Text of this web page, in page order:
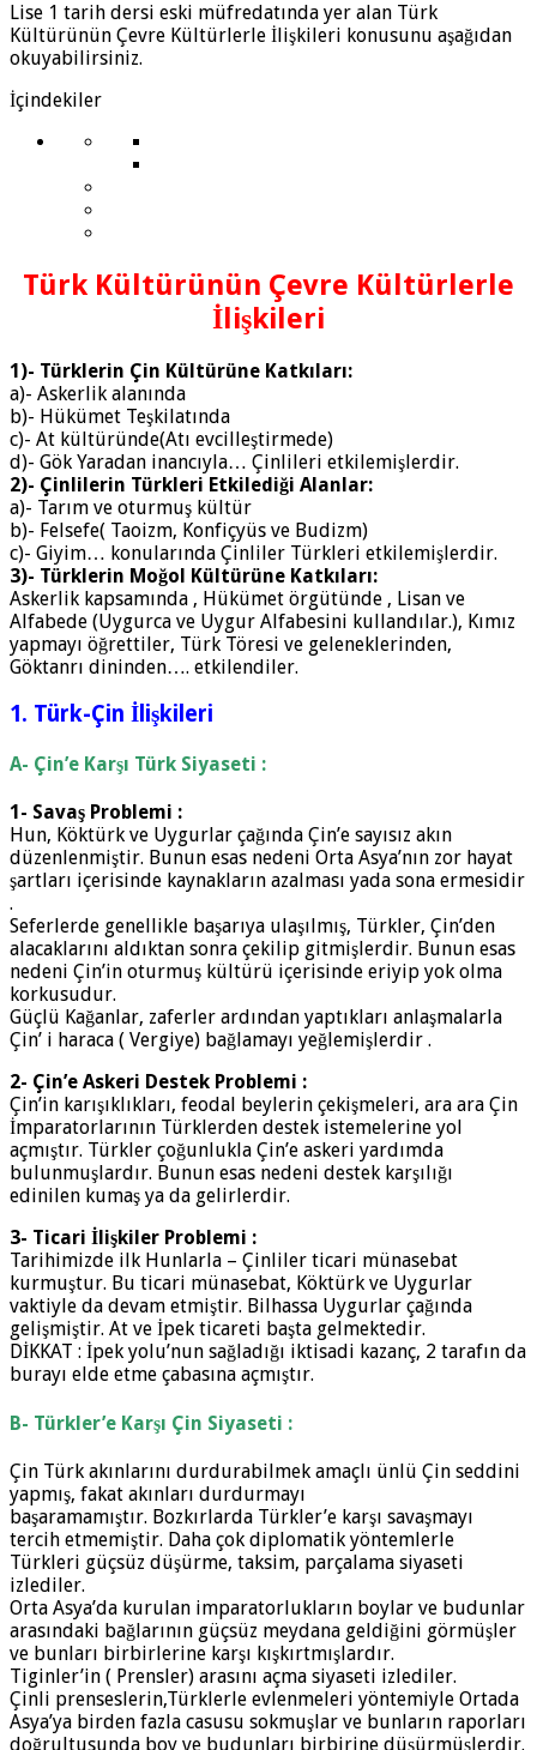
Lise 1 tarih dersi eski müfredatında yer alan Türk
Kültürünün Çevre Kültürlerle İlişkileri konusunu aşağıdan
okuyabilirsiniz.
İçindekiler
Türk Kültürünün Çevre Kültürlerle
İlişkileri
1)- Türklerin Çin Kültürüne Katkıları:
a)- Askerlik alanında
b)- Hükümet Teşkilatında
c)- At kültüründe(Atı evcilleştirmede)
d)- Gök Yaradan inancıyla… Çinlileri etkilemişlerdir.
2)- Çinlilerin Türkleri Etkilediği Alanlar:
a)- Tarım ve oturmuş kültür
b)- Felsefe( Taoizm, Konfiçyüs ve Budizm)
c)- Giyim… konularında Çinliler Türkleri etkilemişlerdir.
3)- Türklerin Moğol Kültürüne Katkıları:
Askerlik kapsamında , Hükümet örgütünde , Lisan ve
Alfabede (Uygurca ve Uygur Alfabesini kullandılar.), Kımız
yapmayı öğrettiler, Türk Töresi ve geleneklerinden,
Göktanrı dininden…. etkilendiler.
1. Türk-Çin İlişkileri
A- Çin’e Karşı Türk Siyaseti :
1- Savaş Problemi :
Hun, Köktürk ve Uygurlar çağında Çin’e sayısız akın
düzenlenmiştir. Bunun esas nedeni Orta Asya’nın zor hayat
şartları içerisinde kaynakların azalması yada sona ermesidir
.
Seferlerde genellikle başarıya ulaşılmış, Türkler, Çin’den
alacaklarını aldıktan sonra çekilip gitmişlerdir. Bunun esas
nedeni Çin’in oturmuş kültürü içerisinde eriyip yok olma
korkusudur.
Güçlü Kağanlar, zaferler ardından yaptıkları anlaşmalarla
Çin’ i haraca ( Vergiye) bağlamayı yeğlemişlerdir .
2- Çin’e Askeri Destek Problemi :
Çin’in karışıklıkları, feodal beylerin çekişmeleri, ara ara Çin
İmparatorlarının Türklerden destek istemelerine yol
açmıştır. Türkler çoğunlukla Çin’e askeri yardımda
bulunmuşlardır. Bunun esas nedeni destek karşılığı
edinilen kumaş ya da gelirlerdir.
3- Ticari İlişkiler Problemi :
Tarihimizde ilk Hunlarla – Çinliler ticari münasebat
kurmuştur. Bu ticari münasebat, Köktürk ve Uygurlar
vaktiyle da devam etmiştir. Bilhassa Uygurlar çağında
gelişmiştir. At ve İpek ticareti başta gelmektedir.
DİKKAT : İpek yolu’nun sağladığı iktisadi kazanç, 2 tarafın da
burayı elde etme çabasına açmıştır.
B- Türkler’e Karşı Çin Siyaseti :
Çin Türk akınlarını durdurabilmek amaçlı ünlü Çin seddini
yapmış, fakat akınları durdurmayı
başaramamıştır. Bozkırlarda Türkler’e karşı savaşmayı
tercih etmemiştir. Daha çok diplomatik yöntemlerle
Türkleri güçsüz düşürme, taksim, parçalama siyaseti
izlediler.
Orta Asya’da kurulan imparatorlukların boylar ve budunlar
arasındaki bağlarının güçsüz meydana geldiğini görmüşler
ve bunları birbirlerine karşı kışkırtmışlardır.
Tiginler’in ( Prensler) arasını açma siyaseti izlediler.
Çinli prenseslerin,Türklerle evlenmeleri yöntemiyle Ortada
Asya’ya birden fazla casusu sokmuşlar ve bunların raporları
doğrultusunda boy ve budunları birbirine düşürmüşlerdir.